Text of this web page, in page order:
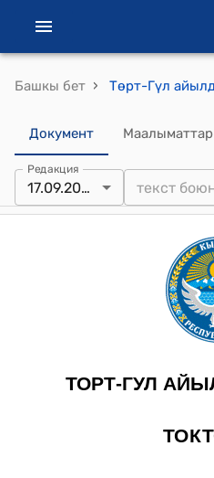
Башкы бет ›
Документ Маалыматтар
Редакция
17.09.2025